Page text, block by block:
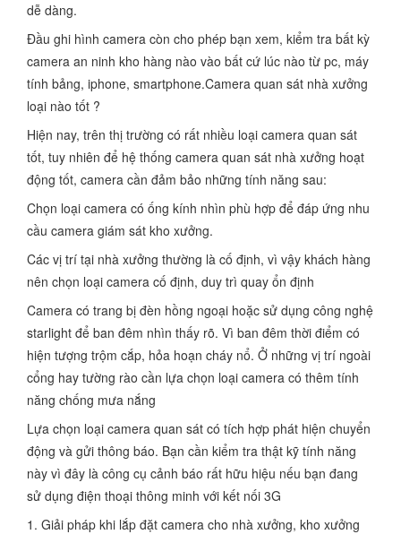
dễ dàng.
Đầu ghi hình camera còn cho phép bạn xem, kiểm tra bất kỳ
camera an ninh kho hàng nào vào bất cứ lúc nào từ pc, máy
tính bảng, iphone, smartphone.Camera quan sát nhà xưởng
loại nào tốt ?
Hiện nay, trên thị trường có rất nhiều loại camera quan sát
tốt, tuy nhiên để hệ thống camera quan sát nhà xưởng hoạt
động tốt, camera cần đảm bảo những tính năng sau:
Chọn loại camera có ống kính nhìn phù hợp để đáp ứng nhu
cầu camera giám sát kho xưởng.
Các vị trí tại nhà xưởng thường là cố định, vì vậy khách hàng
nên chọn loại camera cố định, duy trì quay ổn định
Camera có trang bị đèn hồng ngoại hoặc sử dụng công nghệ
starlight để ban đêm nhìn thấy rõ. Vì ban đêm thời điểm có
hiện tượng trộm cắp, hỏa hoạn cháy nổ. Ở những vị trí ngoài
cổng hay tường rào cần lựa chọn loại camera có thêm tính
năng chống mưa nắng
Lựa chọn loại camera quan sát có tích hợp phát hiện chuyển
động và gửi thông báo. Bạn cần kiểm tra thật kỹ tính năng
này vì đây là công cụ cảnh báo rất hữu hiệu nếu bạn đang
sử dụng điện thoại thông minh với kết nối 3G
1. Giải pháp khi lắp đặt camera cho nhà xưởng, kho xưởng